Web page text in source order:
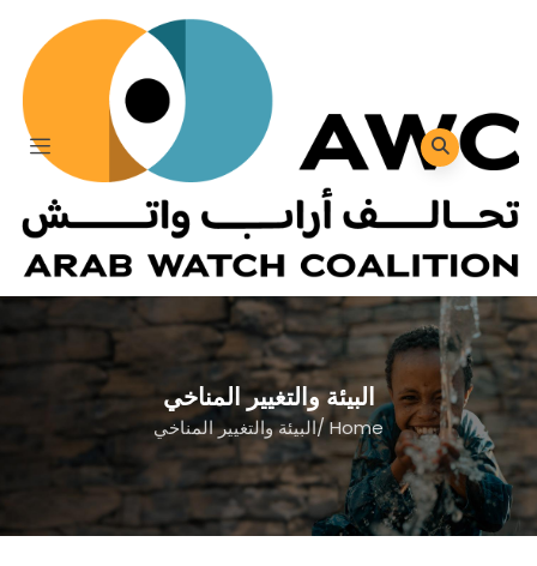
البيئة والتغيير المناخي
Home
/البيئة والتغيير المناخي